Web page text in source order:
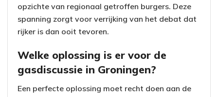
opzichte van regionaal getroffen burgers. Deze
spanning zorgt voor verrijking van het debat dat
rijker is dan ooit tevoren.
Welke oplossing is er voor de
gasdiscussie in Groningen?
Een perfecte oplossing moet recht doen aan de